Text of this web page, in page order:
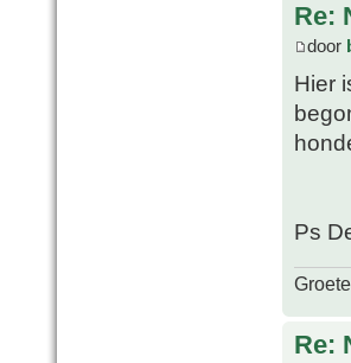
Re:
door
Hier
Ps
Re: